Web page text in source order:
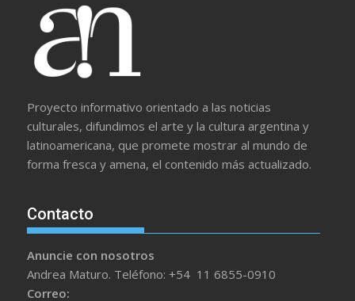
Proyecto informativo orientado a las noticias
culturales, difundimos el arte y la cultura argentina y
latinoamericana, que promete mostrar al mundo de
forma fresca y amena, el contenido más actualizado.
Contacto
Anuncie con nosotros
Andrea Maturo. Teléfono: +54 11 6855-0910
Correo: